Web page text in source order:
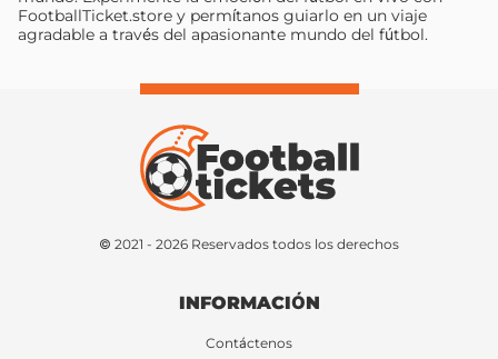
FootballTicket.store y permítanos guiarlo en un viaje
agradable a través del apasionante mundo del fútbol.
© 2021 - 2026 Reservados todos los derechos
INFORMACIÓN
Contáctenos